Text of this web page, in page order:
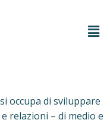
occupa di sviluppare
relazioni – di medio e